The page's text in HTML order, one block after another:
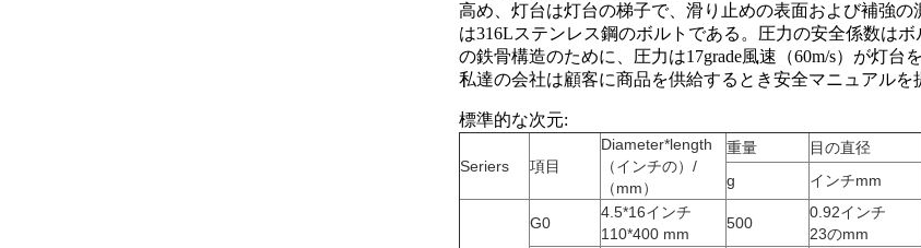
高め、灯台は灯台の梯子で、滑り止めの表面および補強
は316Lステンレス鋼のボルトである。圧力の安全係数は
の鉄骨構造のために、圧力は17grade風速（60m/s）が灯台
私達の会社は顧客に商品を供給するとき安全マニュアルを
標準的な次元:
Seriers 項目
Diameter*length
（インチの）/
（mm）
重量 目の直径
g
インチmm
G0
4.5*16インチ
110*400 mm
500
0.92インチ
23のmm